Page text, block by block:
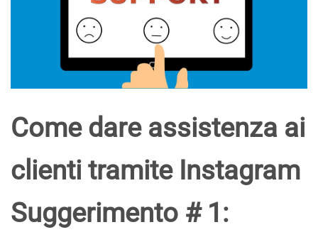
Come dare assistenza ai
clienti tramite Instagram
Suggerimento # 1: